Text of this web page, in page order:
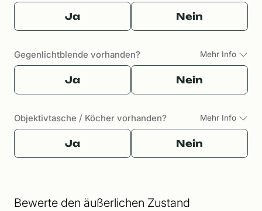
Ja Nein
Gegenlichtblende vorhanden? Mehr Info
Ja Nein
Objektivtasche / Köcher vorhanden? Mehr Info
Ja Nein
Bewerte den äußerlichen Zustand